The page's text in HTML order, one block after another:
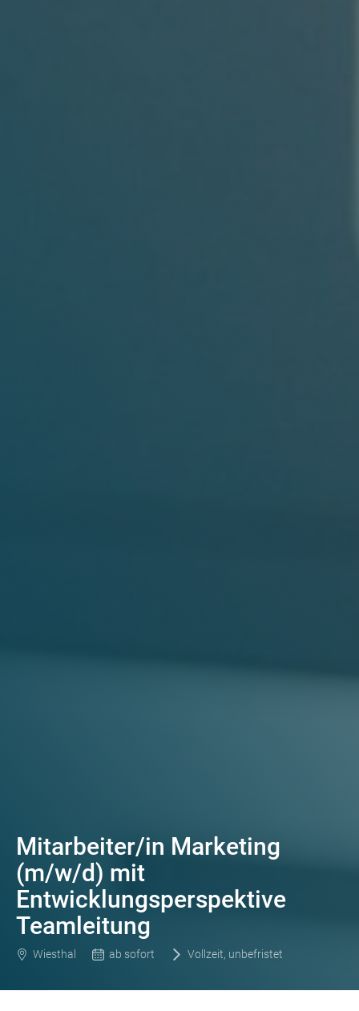
Mitarbeiter/in Marketing
(m/w/d) mit
Entwicklungsperspektive
Teamleitung
Wiesthal ab sofort Vollzeit, unbefristet